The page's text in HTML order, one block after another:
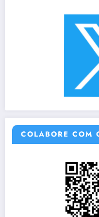
COLABORE COM